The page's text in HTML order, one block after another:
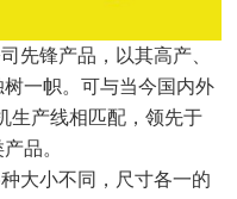
先锋产品，以其高产、
一帜。可与当今国内外
生产线相匹配，领先于
品。
大小不同，尺寸各一的